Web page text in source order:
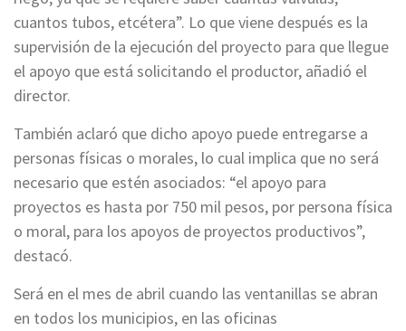
cuantos tubos, etcétera”. Lo que viene después es la
supervisión de la ejecución del proyecto para que llegue
el apoyo que está solicitando el productor, añadió el
director.
También aclaró que dicho apoyo puede entregarse a
personas físicas o morales, lo cual implica que no será
necesario que estén asociados: “el apoyo para
proyectos es hasta por 750 mil pesos, por persona física
o moral, para los apoyos de proyectos productivos”,
destacó.
Será en el mes de abril cuando las ventanillas se abran
en todos los municipios, en las oficinas